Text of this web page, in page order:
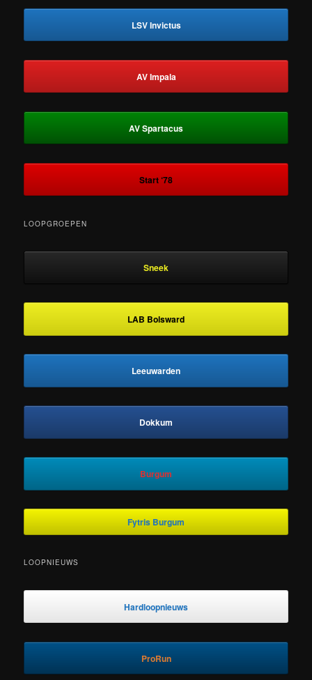
LSV Invictus
AV Impala
AV Spartacus
Start ‘78
LOOPGROEPEN
Sneek
LAB Bolsward
Leeuwarden
Dokkum
Burgum
Fytris Burgum
LOOPNIEUWS
Hardloopnieuws
ProRun